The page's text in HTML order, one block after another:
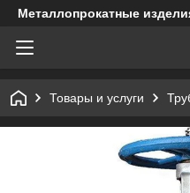
Металлопрокатные
Товары и услуги